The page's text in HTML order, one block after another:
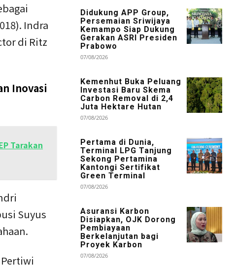
Indra
di Ritz
Inovasi
Tarakan
Suyus
Didukung APP Group,
Persemaian Sriwijaya
Kemampo Siap Dukung
Gerakan ASRI Presiden
Prabowo
07/08/2026
Kemenhut Buka Peluang
Investasi Baru Skema
Carbon Removal di 2,4
Juta Hektare Hutan
07/08/2026
Pertama di Dunia,
Terminal LPG Tanjung
Sekong Pertamina
Kantongi Sertifikat
Green Terminal
07/08/2026
Asuransi Karbon
Disiapkan, OJK Dorong
Pembiayaan
Berkelanjutan bagi
Proyek Karbon
07/08/2026